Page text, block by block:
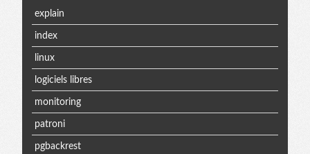
explain
index
linux
logiciels libres
monitoring
patroni
pgbackrest